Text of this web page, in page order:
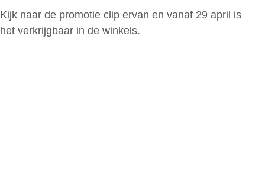
Kijk naar de promotie clip ervan en vanaf 29 april is
het verkrijgbaar in de winkels.